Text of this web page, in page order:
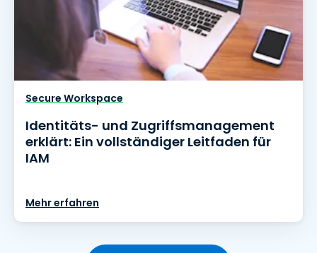
Secure Workspace
Identitäts- und Zugriffsmanagement
erklärt: Ein vollständiger Leitfaden für
IAM
Mehr erfahren